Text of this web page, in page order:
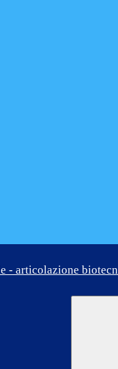
- articolazione